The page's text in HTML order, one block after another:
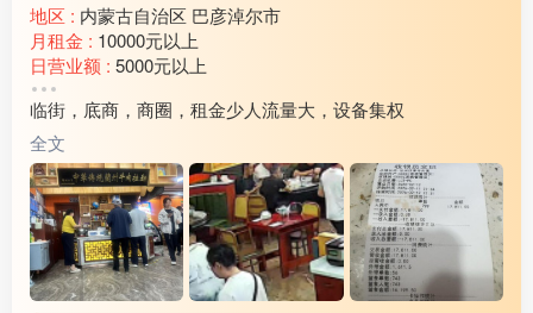
地区 : 内蒙古自治区 巴彦淖尔市
月租金 : 10000元以上
日营业额 : 5000元以上
转让费 :
水电费 :1500元以上
外卖情况 :
店面面积 :240㎡ (平米)
周边环境 :学校 小区 商超 公园 市场 其他
店内设施 :水电 燃气 电视 空调 电话 WIFI 齐全
临街，底商，商圈，租金少人流量大，设备集权
全文